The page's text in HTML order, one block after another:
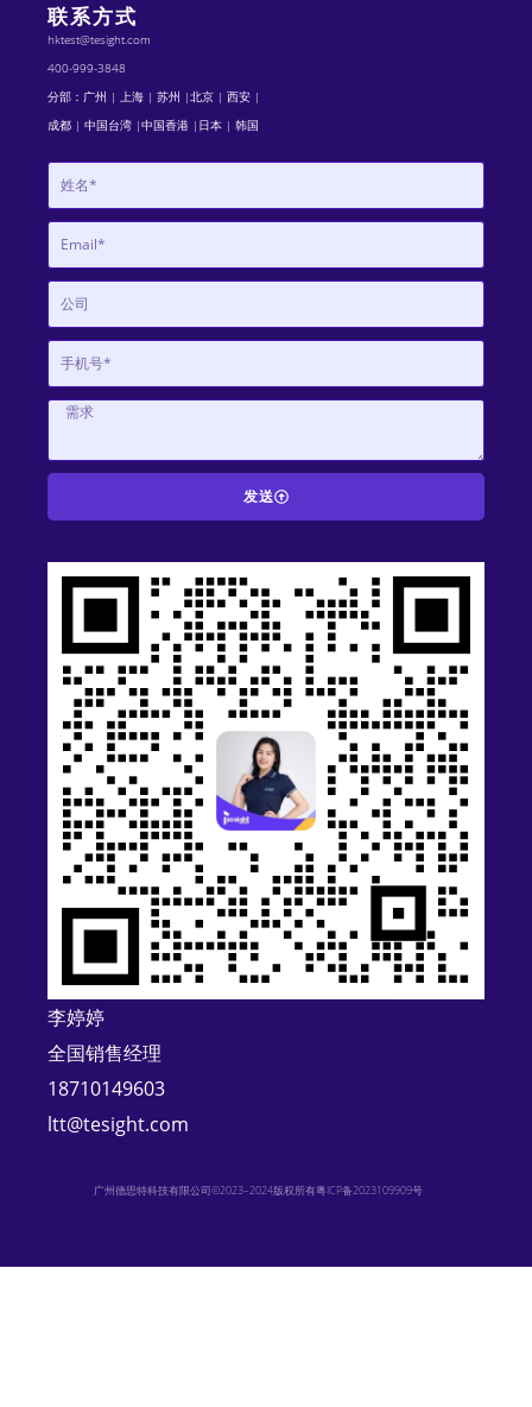
联系方式
hktest@tesight.com
400-999-3848
分部：广州 | 上海 | 苏州 |北京 | 西安 |
成都 | 中国台湾 |中国香港 |日本 | 韩国
发送
:
李婷婷
全国销售经理
18710149603
ltt@tesight.com
广州德思特科技有限公司©2023–2024版权所有粤ICP备2023109909号